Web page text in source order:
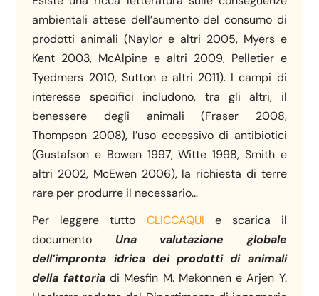
ambientali attese dell’aumento del consumo di
prodotti animali (Naylor e altri 2005, Myers e
Kent 2003, McAlpine e altri 2009, Pelletier e
Tyedmers 2010, Sutton e altri 2011). I campi di
interesse specifici includono, tra gli altri, il
benessere degli animali (Fraser 2008,
Thompson 2008), l’uso eccessivo di antibiotici
(Gustafson e Bowen 1997, Witte 1998, Smith e
altri 2002, McEwen 2006), la richiesta di terre
rare per produrre il necessario…
Per leggere tutto CLICCAQUI e scarica il
documento Una valutazione globale
dell’impronta idrica dei prodotti di animali
della fattoriadi Mesfin M. Mekonnen e Arjen Y.